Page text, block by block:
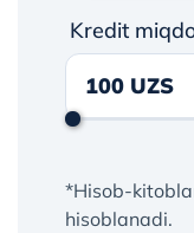
Kredit
*Hisob-
hisoblanadi.